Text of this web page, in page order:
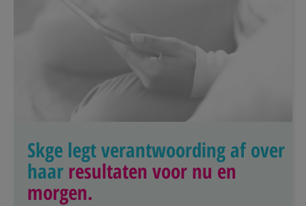
Skge legt verantwoording af over
haar resultaten voor nu en
morgen.